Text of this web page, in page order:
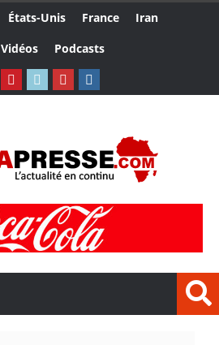
États-Unis France
Iran
Vidéos Podcasts